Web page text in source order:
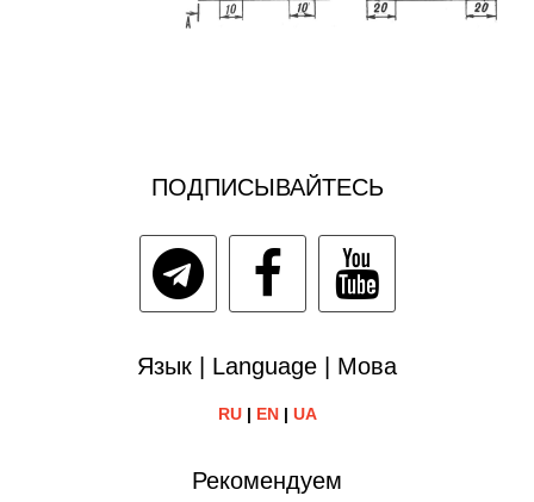
ПОДПИСЫВАЙТЕСЬ
Язык | Language | Мова
RU| EN| UA
Рекомендуем